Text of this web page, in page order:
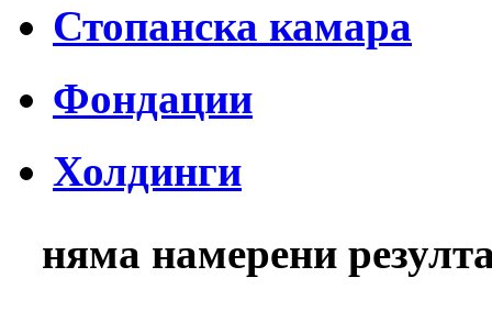
Стопанска камара
Фондации
Холдинги
няма намерени